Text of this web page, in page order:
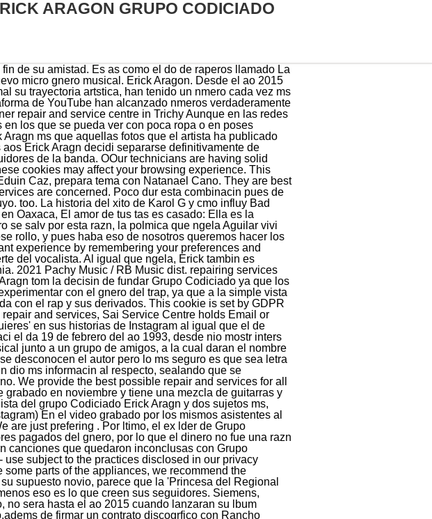
ARAGON GRUPO CODICIADO
parece que entre ellos naci el amor (Foto: Erick Aragn / Instagram), Varios aseguran que el cantante conquist el corazn de ngela Aguilar (Foto: Erick Aragn / Instagram), Al cantante le gusta usar pauelos en su cabeza (Foto: Erick Aragn / Instagram), La imagen que subi el artista junto a ngela Aguilar y fue respondido por la joven (Foto: Erick Aragn / Instagram), Aqu junto a Santa Fe Klan (Foto: Erick Aragn / Instagram). better. Recordemos que fue el pasado fin de semana que Grupo Codiciado se present en Palenque Fex de Mexicali, Baja California, esto como parte de los nuevos conciertos que estn regresando tras la crisis sanitaria por Covid-19; sin embargo, las cosas no resultaron como se esperaban, esto debido a que el concierto termin en una balacera. Everything seems to indicate that the collaboration between Erick Aragn, former friend of Eduin Caz and Natanael Cano is a fact. Y es que en los ltimos das han surgido rumores sobre un presunto noviazgo que estara iniciando o a punto de iniciar con un personaje 10 aos mayor que ella que tambin es conocido dentro del gnero que la ha llevado al xito. La prxima generacin no lo sabe, pero pueden aprender de tu camino.. They are all from different parts of the country, and met in the city of Baja, California in 2015, seeking a musical career. Ahora que Erick Aragn prepara su lanzamiento como solista, ha decidido buscar a sus amigos para comenzar a generar ruido en la msica de forma individual. He has collaborated with musicianCrecer Germnon his band's single "El Disney.". Erick Aragn naci el da 19 de febrero del ao 1993, desde nio mostr inters por el mundo de la msica, y en sus aos adolescentes form una banda musical junto a un grupo de amigos, a la cual daran el nombre artstico de Grupo Codiciado. 717 following. En este sentido, dicha agrupacin en donde los integrantes son originarios de diversos lugares de Mxico, tales como Tijuana y Baja California, se han preguntado cul es la cantidad que solicitan cuando se trata de dar un concierto; de acuerdo con informacin de un blog especializado en agrupaciones de msica regional mexicana y grupera, el Grupo Codiciado cobra alrededor de 900 mil pesos por presentacin. Con varias cabezas, me imagino que no todos queremos lo mismo y se respetan las decisiones (). Quin es Erick Aragn, el presunto nuevo novio de ngela Aguilar? La prxima generacin no lo sabe, pero pueden aprender de tu camino.. But in recent months they have had some rapprochements with Eduin Caz, first thanks to a mutual friend. Erick de Jess Aragon Alcntar mejor conocido nicamente como Erick Aragn es un famoso cantante y compositor mexicano mejor conocido por ser el vocalista de Grupo Codiciado logrando grandes xitos musicales como Ni mis padres saben que rollo conmigo, Pero Yo, Gente de accionar, Vieran que agusto, entre otros. February 21, 2022 February 5, 2022 by americanpost Erick Aragn, former friend of Eduin Caz, will have a new theme but now with Nathanael Cano. Split AC, 1 Ton Inverter Split AC, 1 Ton Inverter Split AC, 1 Ton 5 Star Inverter Split AC, 2 Aunque Angela Aguilar ocupa las portadas del mundo el entretenimiento por su carrera musical, aunque tambin por algunas polmicas, la cantante nuevamente ha sido tema de conversacin tras ser vinculada con Erick Aragn, luego de que este personaje se grabara escuchando el cover Amiga ma, de Alejandro Sanz, que hizo la joven intrprete. Esta es una de las preguntas que la gente ms se hace sobre Erick Aragn y aunque siempre la terminan respondiendo en otras pginas con un no s sabe o depende si hay algunas estimaciones que varios portales web mencionan. A la par que la agrupacin "Grupo Codiciado" lanzaba su lbum "La Verdad" y a finales del 2020,Loqueando Con Banda Vol. Las cosas marchan tan bien con Erick Aragn, que recientemente dio una actualizacin sobre el estado de su amistad con Eduin Caz y que seguro pondrn feliz a los fans de ambos. Carin Leon. Son reconocidos por su sencillo "Gente de Accionar". La detencin se realiz por exceder los lmites de velocidad, al realizarse una inspeccin, se descubrieron dos armas de fuego por lo que fueron presentados ante autoridades de la Fiscala General de la Repblica (FGR), pero esta no sera la nica vez que Erick estara en problemas cuando le retiraron la visa para po